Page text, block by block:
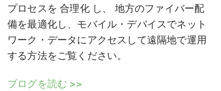
プロセスを 合理化 し、
地方のファイバー配
備を最適化し、モバイル・デバイスでネット
ワーク・データにアクセスして遠隔地で運用
する方法をご覧ください。
ブログを読む >>